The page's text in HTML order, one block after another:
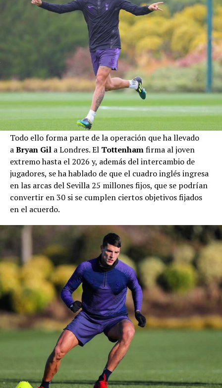
Todo ello forma parte de la operación que ha llevado
aBryan Gil a Londres. El Tottenhamfirma al joven
extremo hasta el 2026 y, además del intercambio de
jugadores, se ha hablado de que el cuadro inglés ingresa
en las arcas del Sevilla 25 millones fijos, que se podrían
convertir en 30 si se cumplen ciertos objetivos fijados
en el acuerdo.